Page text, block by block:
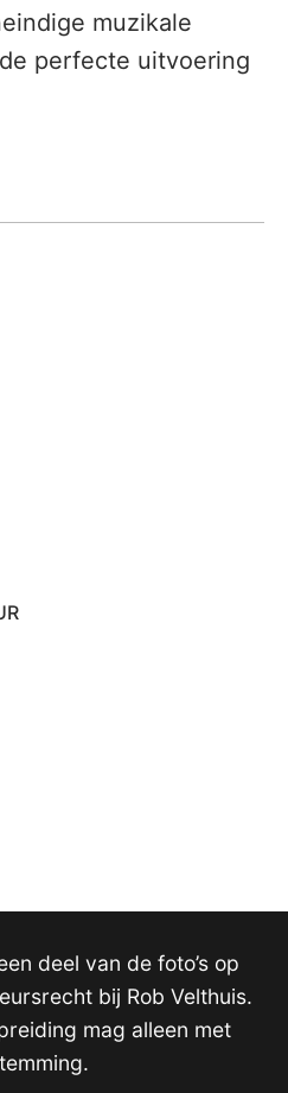
muzikale
perfecte uitvoering
deel van de foto’s op
bij Rob Velthuis.
mag alleen met